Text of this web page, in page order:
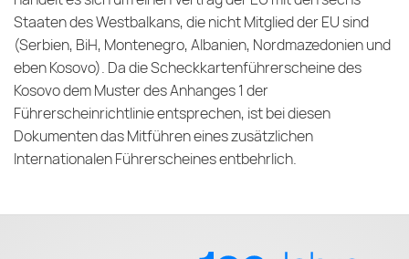
Staaten des Westbalkans, die nicht Mitglied der EU sind
(Serbien, BiH, Montenegro, Albanien, Nordmazedonien und
eben Kosovo). Da die Scheckkartenführerscheine des
Kosovo dem Muster des Anhanges 1 der
Führerscheinrichtlinie entsprechen, ist bei diesen
Dokumenten das Mitführen eines zusätzlichen
Internationalen Führerscheines entbehrlich.